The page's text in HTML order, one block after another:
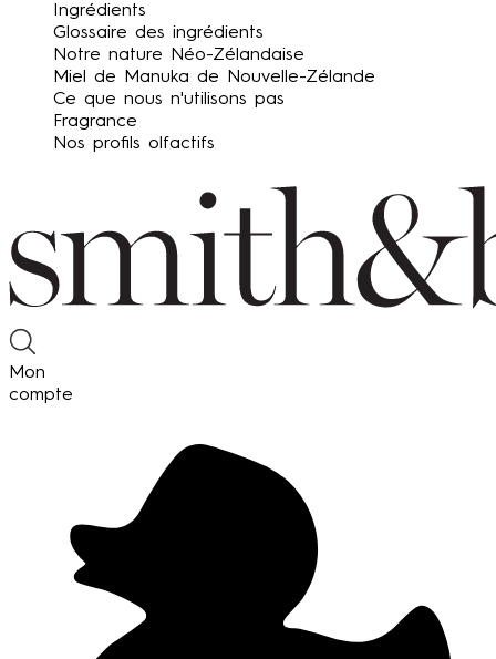
Ingrédients
Glossaire des ingrédients
Notre nature Néo-Zélandaise
Miel de Manuka de Nouvelle-Zélande
Ce que nous n'utilisons pas
Fragrance
Nos profils olfactifs
Mon
compte